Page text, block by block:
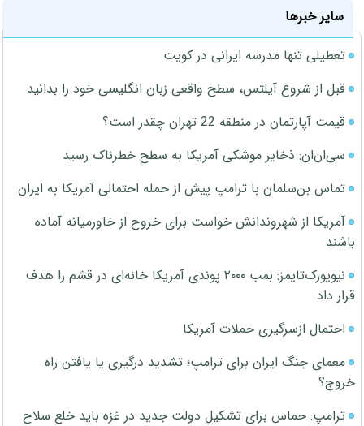
سایر خبرها
تعطیلی تنها مدرسه ایرانی در کویت
قبل از شروع آیلتس، سطح واقعی زبان انگلیسی خود را بدانید
قیمت آپارتمان در منطقه 22 تهران چقدر است؟
سی‌ان‌ان: ذخایر موشکی آمریکا به سطح خطرناک رسید
تماس بن‌سلمان با ترامپ پیش از حمله احتمالی آمریکا به ایران
آمریکا از شهروندانش خواست برای خروج از خاورمیانه آماده
باشند
نیویورک‌تایمز: بمب ۲۰۰۰ پوندی آمریکا خانه‌ای در قشم را هدف
قرار داد
احتمال ازسرگیری حملات آمریکا
معمای جنگ ایران برای ترامپ؛ تشدید درگیری یا یافتن راه
خروج؟
ترامپ: حماس برای تشکیل دولت جدید در غزه باید خلع سلاح